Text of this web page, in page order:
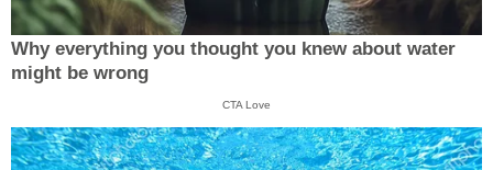
Why everything you thought you knew about water
might be wrong
CTA Love